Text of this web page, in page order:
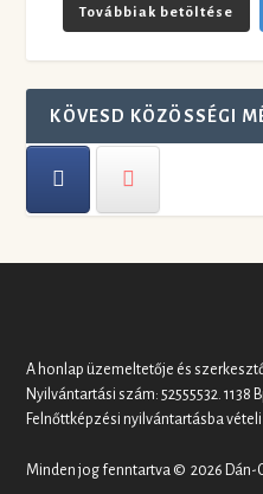
Továbbiak betöltése
KÖVESD KÖZÖSSÉGI
A honlap üzemeltetője és
Nyilvántartási szám: 52555532. 1138
Felnőttképzési nyilvántartásba
Minden jog fenntartva © 2026 Dán-